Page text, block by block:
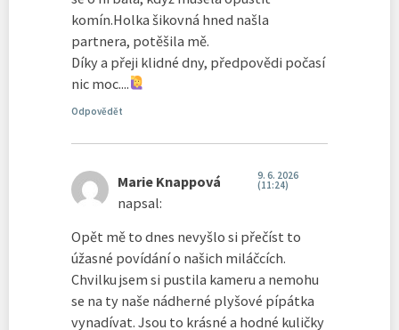
komín.Holka šikovná hned našla
partnera, potěšila mě.
Díky a přeji klidné dny, předpovědi počasí
nic moc....
Odpovědět
Marie Knappová
napsal:
9. 6. 2026
(11:24)
Opět mě to dnes nevyšlo si přečíst to
úžasné povídání o našich miláčcích.
Chvilku jsem si pustila kameru a nemohu
se na ty naše nádherné plyšové pípátka
vynadívat. Jsou to krásné a hodné kuličky